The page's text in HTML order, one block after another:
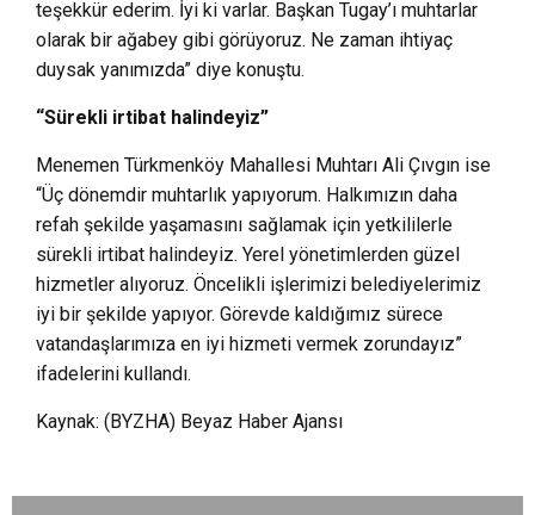
teşekkür ederim. İyi ki varlar. Başkan Tugay’ı muhtarlar
olarak bir ağabey gibi görüyoruz. Ne zaman ihtiyaç
duysak yanımızda” diye konuştu.
“Sürekli irtibat halindeyiz”
Menemen Türkmenköy Mahallesi Muhtarı Ali Çıvgın ise
“Üç dönemdir muhtarlık yapıyorum. Halkımızın daha
refah şekilde yaşamasını sağlamak için yetkililerle
sürekli irtibat halindeyiz. Yerel yönetimlerden güzel
hizmetler alıyoruz. Öncelikli işlerimizi belediyelerimiz
iyi bir şekilde yapıyor. Görevde kaldığımız sürece
vatandaşlarımıza en iyi hizmeti vermek zorundayız”
ifadelerini kullandı.
Kaynak: (BYZHA) Beyaz Haber Ajansı